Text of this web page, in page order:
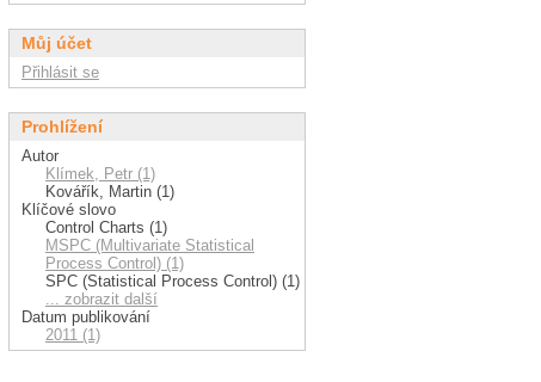
Můj účet
Přihlásit se
Prohlížení
Autor
Klímek, Petr (1)
Kovářík, Martin (1)
Klíčové slovo
Control Charts (1)
MSPC (Multivariate Statistical
Process Control) (1)
SPC (Statistical Process Control) (1)
... zobrazit další
Datum publikování
2011 (1)